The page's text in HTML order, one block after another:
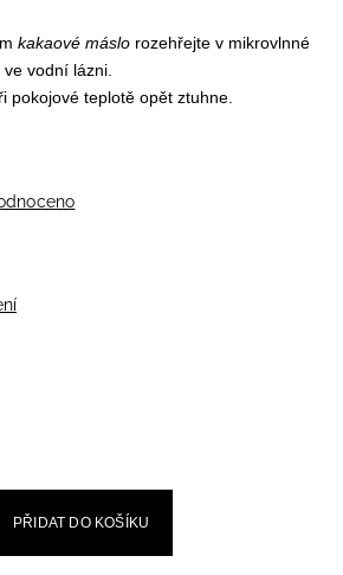
kakaové máslo rozehřejte v mikrovlnné
vodní lázni.
pokojové teplotě opět ztuhne.
PŘIDAT DO KOŠÍKU